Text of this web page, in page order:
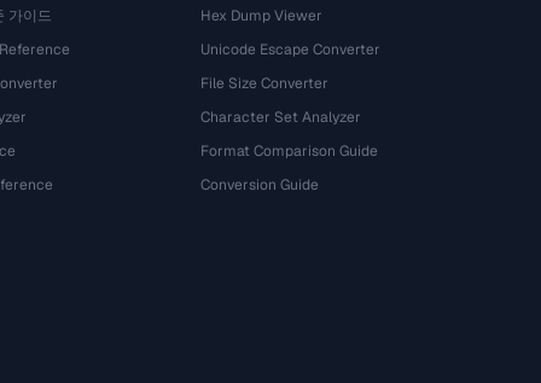
가이드
Hex Dump Viewer
Unicode Escape Converter
File Size Converter
Character Set Analyzer
Format Comparison Guide
Conversion Guide